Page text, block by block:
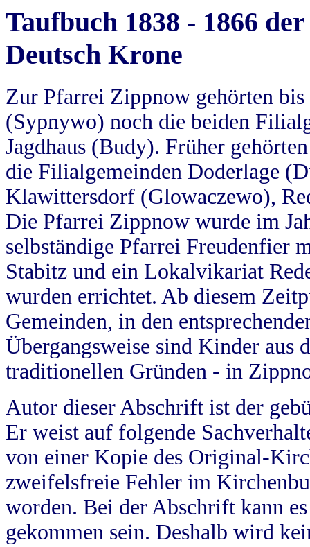
Taufbuch 1838 - 1866
Deutsch Krone
Zur Pfarrei Zippnow gehörten
(Sypnywo) noch die beiden
Jagdhaus (Budy). Früher
die Filialgemeinden Doderlage
Klawittersdorf (Glowaczewo),
Die Pfarrei Zippnow wurde im
selbständige Pfarrei Freudenfier
Stabitz und ein Lokalvikariat
wurden errichtet. Ab diesem
Gemeinden, in den
Übergangsweise sind Kinder aus
traditionellen Gründen - in
Autor dieser Abschrift ist der
Er weist auf folgende
von einer Kopie des Original-
zweifelsfreie Fehler im
worden. Bei der Abschrift kann
gekommen sein. Deshalb wird